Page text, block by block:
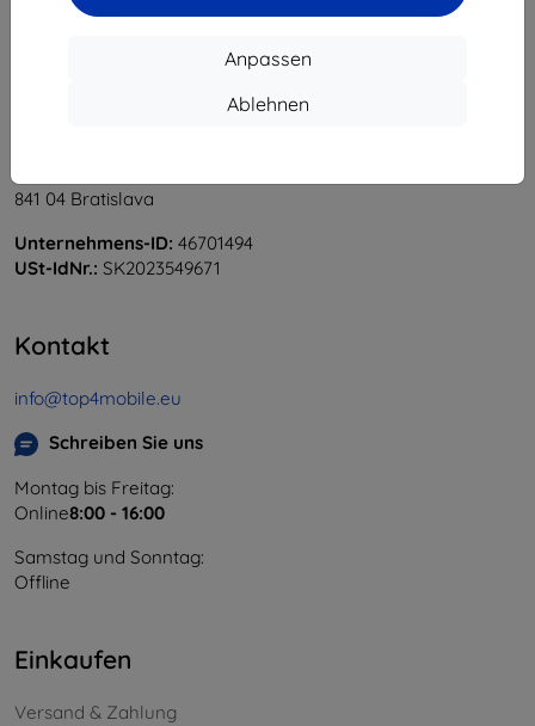
Anpassen
Ablehnen
841 04 Bratislava
Unternehmens-ID: 46701494
USt-IdNr.: SK2023549671
Kontakt
info@top4mobile.eu
Schreiben Sie uns
Montag bis Freitag:
Online8:00 - 16:00
Samstag und Sonntag:
Offline
Einkaufen
Versand & Zahlung